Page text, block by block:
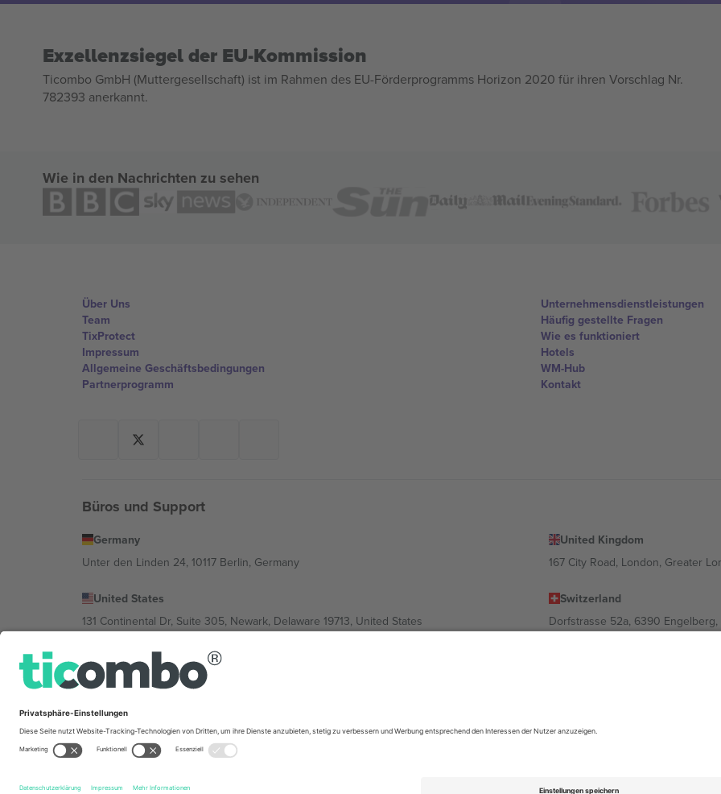
Exzellenzsiegel der EU-Kommission
Ticombo GmbH (Muttergesellschaft) ist im Rahmen des EU-Förderprogramms Horizon 2020 für ihren Vorschlag Nr.
782393 anerkannt.
Wie in den Nachrichten zu sehen
Über Uns
Team
TixProtect
Impressum
Allgemeine Geschäftsbedingungen
Partnerprogramm
Unternehmensdienstleistungen
Häufig gestellte Fragen
Wie es funktioniert
Hotels
WM-Hub
Kontakt
Büros und Support
Germany
Unter den Linden 24, 10117 Berlin, Germany
United Kingdom
167 City Road, London, Greater
United States
131 Continental Dr, Suite 305, Newark, Delaware 19713, United States
Switzerland
Dorfstrasse 52a, 6390 Engelberg,
Bulgaria
Regus Sofia City West, bul Totleben 53-55, 1606 Sofia, Bulgaria
Mexico
Av Chapultepec 360, Roma Norte, Cuauhtémoc, 06700 Ciudad de México, CDMX, Mexico
im Impressum und in den Allgemeinen Geschäftsbedingungen.,
© 2026 Ticombo. Alle Rechte vorbehalten.